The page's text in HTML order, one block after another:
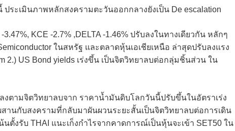
ประเมินภาพหลักสงครามตะวันออกกลางยังเป็น De escalation
KCE -2.7% ,DELTA -1.46% ปรับลงในทางเดียวกัน หลักๆ
ในสหรัฐ และตลาดหุ้นเอเชียเหนือ ล่าสุดปรับลงแรง
2.) US Bond yields เร่งขึ้น เป็นจิตวิทยาลบต่อกลุ่มชิ้นส่วน ใน
งตามจิตวิทยาลบจาก ราคาน้ำมันดิบโลกวันนี้ปรับขึ้นในอัตราเร่ง
านกับสงครามที่กลับมาผันผวนระยะสั้นเป็นจิตวิทยาลบต่อการเดิน
ตั้งรับ THAI แนะเก็งกำไรจากคาดการณ์เป็นหุ้นจะเข้า SET50 ใน